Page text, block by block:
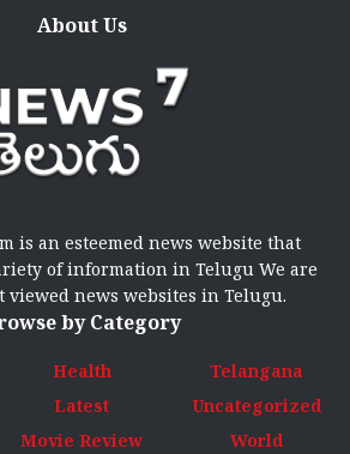
About Us
is an esteemed news website that
of information in Telugu We are
viewed news websites in Telugu.
by Category
Health
Latest
Movie Review
Telangana
Uncategorized
World